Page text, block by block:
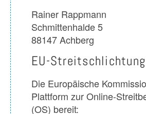
Rainer Rappmann
Schmittenhalde 5
88147 Achberg
EU-Streitschlichtung
Die Europäische
Plattform zur Online-
(OS) bereit: